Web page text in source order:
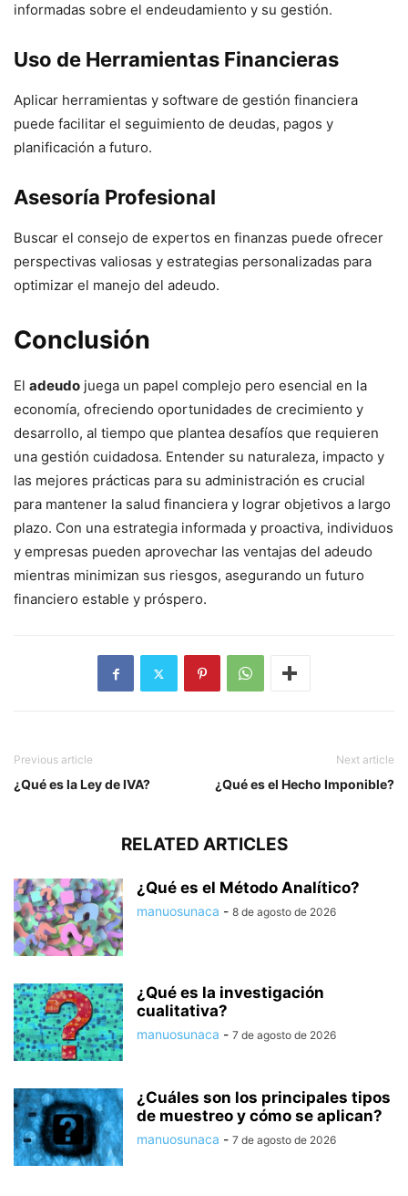
informadas sobre el endeudamiento y su gestión.
Uso de Herramientas Financieras
Aplicar herramientas y software de gestión financiera
puede facilitar el seguimiento de deudas, pagos y
planificación a futuro.
Asesoría Profesional
Buscar el consejo de expertos en finanzas puede ofrecer
perspectivas valiosas y estrategias personalizadas para
optimizar el manejo del adeudo.
Conclusión
El adeudo juega un papel complejo pero esencial en la
economía, ofreciendo oportunidades de crecimiento y
desarrollo, al tiempo que plantea desafíos que requieren
una gestión cuidadosa. Entender su naturaleza, impacto y
las mejores prácticas para su administración es crucial
para mantener la salud financiera y lograr objetivos a largo
plazo. Con una estrategia informada y proactiva, individuos
y empresas pueden aprovechar las ventajas del adeudo
mientras minimizan sus riesgos, asegurando un futuro
financiero estable y próspero.
Previous article
¿Qué es la Ley de IVA?
Next article
¿Qué es el Hecho Imponible?
RELATED ARTICLES
¿Qué es el Método Analítico?
manuosunaca - 8 de agosto de 2026
¿Qué es la investigación
cualitativa?
manuosunaca - 7 de agosto de 2026
¿Cuáles son los principales tipos
de muestreo y cómo se aplican?
manuosunaca - 7 de agosto de 2026